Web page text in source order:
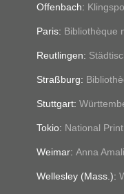
Offenbach:
Paris: Bibliothèque
Reutlingen:
Straßburg:
Stuttgart:
Tokio: National
Weimar: Anna
Wellesley (Mass.):